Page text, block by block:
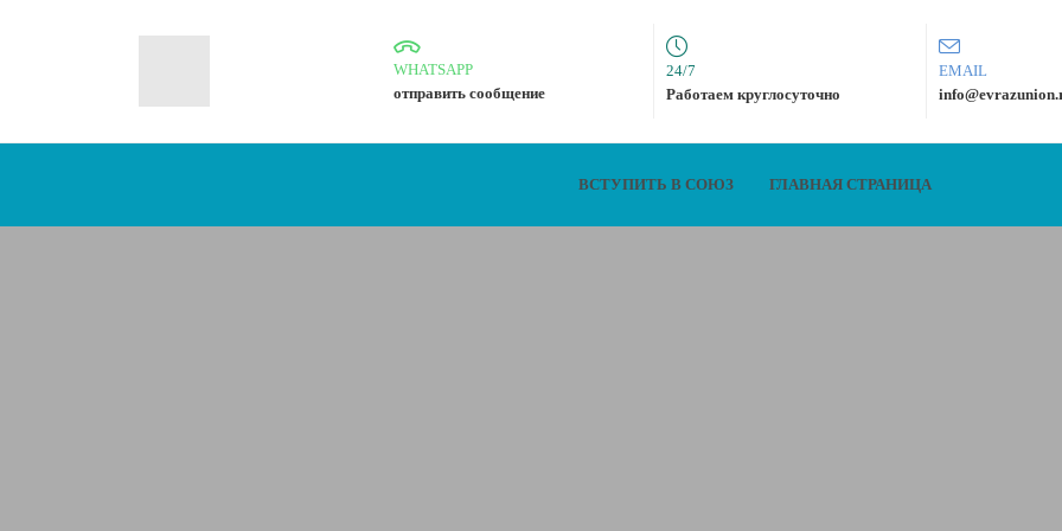
WHATSAPP
отправить сообщение
24/7
Работаем круглосуточно
EMAIL
ВСТУПИТЬ В СОЮЗ ГЛАВНАЯ СТРАНИЦА